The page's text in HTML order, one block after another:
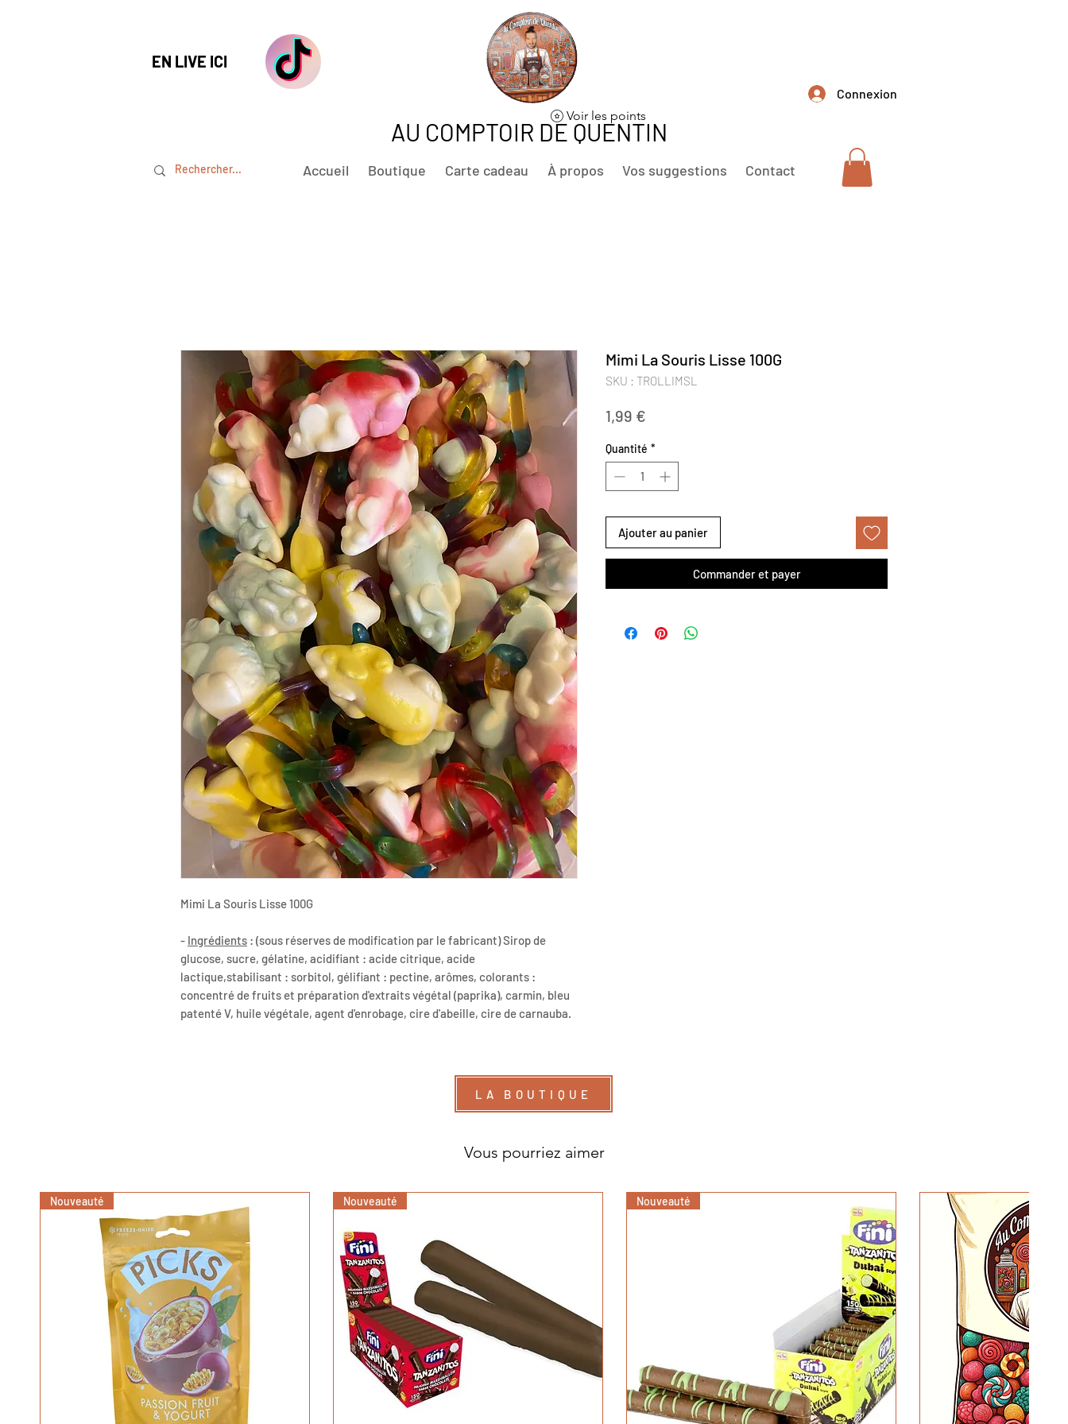
EN LIVE ICI
AU COMPTOIR DE QUENTIN
Connexion
Voir les points
Accueil Boutique Carte cadeau À propos Vos suggestions Contact
Mimi La Souris Lisse 100G
- Ingrédients : (sous réserves de modification par le fabricant) Sirop de
glucose, sucre, gélatine, acidifiant : acide citrique, acide
lactique,stabilisant : sorbitol, gélifiant : pectine, arômes, colorants :
concentré de fruits et préparation d'extraits végétal (paprika), carmin, bleu
patenté V, huile végétale, agent d'enrobage, cire d'abeille, cire de carnauba.
Mimi La Souris Lisse 100G
SKU : TROLLIMSL
1,99 €
Quantité *
Ajouter au panier
Commander et payer
LA BOUTIQUE
Vous pourriez aimer
Nouveauté Nouveauté Nouveauté